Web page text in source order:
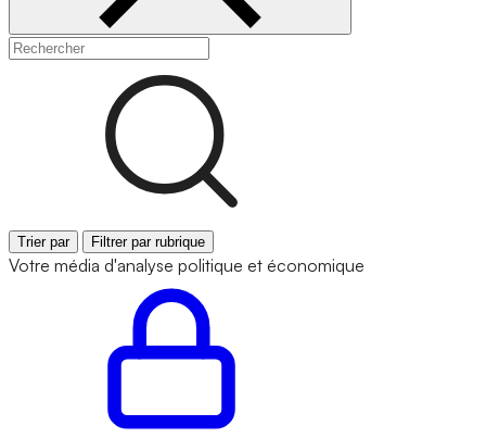
Trier par Filtrer par rubrique
Votre média d'analyse politique et économique